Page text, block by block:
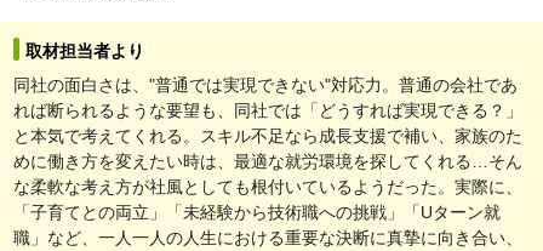
取材担当者より
同社の面白さは、"普通では実現できない"対応力。普通の会社であ
れば断られるような要望も、同社では「どうすれば実現できる？」
と本気で考えてくれる。スキル不足なら成長支援で補い、家族のた
めに働き方を変えたい時は、最適な就労環境を探してくれる…そん
な柔軟な考え方が社風としても根付いているようだった。実際に、
「子育てとの両立」「未経験から技術職への挑戦」「Uターン就
職」など、一人一人の人生における重要な決断に真摯に向き合い、